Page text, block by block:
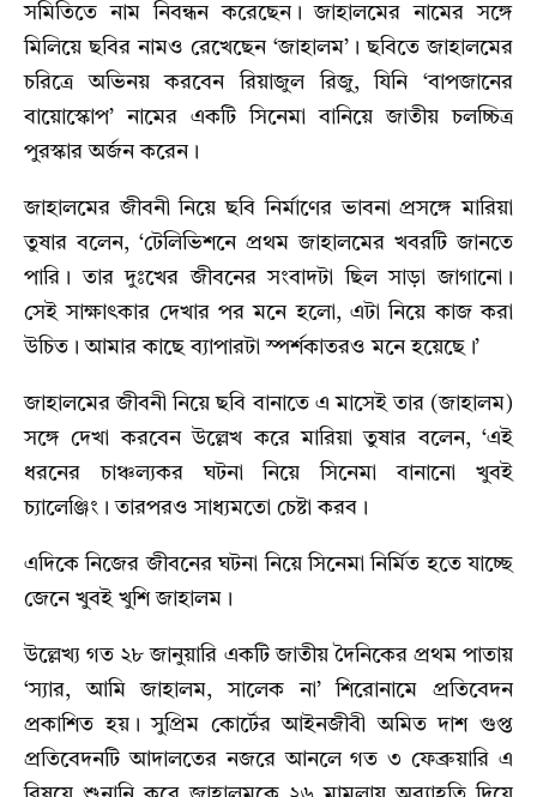
সমিতিতে নাম নিবন্ধন করেছেন। জাহালমের নামের সঙ্গে
মিলিয়ে ছবির নামও রেখেছেন ‘জাহালম’। ছবিতে জাহালমের
চরিত্রে অভিনয় করবেন রিয়াজুল রিজু, যিনি ‘বাপজানের
বায়োস্কোপ’ নামের একটি সিনেমা বানিয়ে জাতীয় চলচ্চিত্র
পুরস্কার অর্জন করেন ।
জাহালমের জীবনী নিয়ে ছবি নির্মাণের ভাবনা প্রসঙ্গে মারিয়া
তুষার বলেন, ‘টেলিভিশনে প্রথম জাহালমের খবরটি জানতে
পারি। তার দুঃখের জীবনের সংবাদটা ছিল সাড়া জাগানো।
সেই সাক্ষাৎকার দেখার পর মনে হলো, এটা নিয়ে কাজ করা
উচিত। আমার কাছে ব্যাপারটা স্পর্শকাতরও মনে হয়েছে।’
জাহালমের জীবনী নিয়ে ছবি বানাতে এ মাসেই তার (জাহালম)
সঙ্গে দেখা করবেন উল্লেখ করে মারিয়া তুষার বলেন, ‘এই
ধরনের চাঞ্চল্যকর ঘটনা নিয়ে সিনেমা বানানো খুবই
চ্যালেঞ্জিং। তারপরও সাধ্যমতো চেষ্টা করব।
এদিকে নিজের জীবনের ঘটনা নিয়ে সিনেমা নির্মিত হতে যাচ্ছে
জেনে খুবই খুশি জাহালম।
উল্লেখ্য গত ২৮ জানুয়ারি একটি জাতীয় দৈনিকের প্রথম পাতায়
‘স্যার, আমি জাহালম, সালেক না’ শিরোনামে প্রতিবেদন
প্রকাশিত হয়। সুপ্রিম কোর্টের আইনজীবী অমিত দাশ গুপ্ত
প্রতিবেদনটি আদালতের নজরে আনলে গত ৩ ফেব্রুয়ারি এ